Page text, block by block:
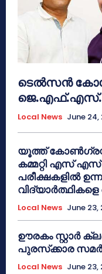
ടെൽസൻ
ജെ.എഫ്.എസ്.
Local News June 24,
യൂത്ത്
കമ്മറ്റി എസ്
പരീക്ഷകളിൽ
Local News June 23,
ഊരകം സ്റ്റാർ
പുരസ്‌ക്കാര
Local News June 23,